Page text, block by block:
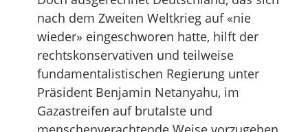
nach dem Zweiten Weltkrieg auf «nie
wieder» eingeschworen hatte, hilft der
rechtskonservativen und teilweise
fundamentalistischen Regierung unter
Präsident Benjamin Netanyahu, im
Gazastreifen auf brutalste und